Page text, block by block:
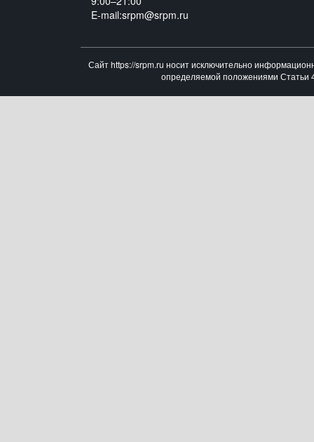
E-mail:srpm@srpm.ru
Сайт https://srpm.ru носит исключительно
определяемой положениями Статьи